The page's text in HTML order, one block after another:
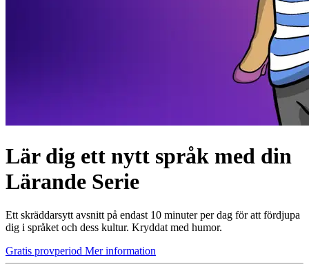
Lär dig ett nytt språk med din
Lärande Serie
Ett skräddarsytt avsnitt på endast 10 minuter per dag för att fördjupa
dig i språket och dess kultur. Kryddat med humor.
Gratis provperiod Mer information